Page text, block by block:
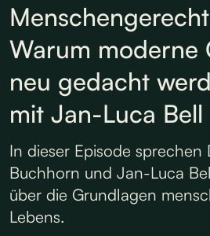
Warum moderne
neu gedacht
mit Jan-Luca Bell
In dieser Episode sprechen
Buchhorn und Jan-Luca
über die Grundlagen
Lebens.